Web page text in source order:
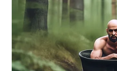
DEPOK
WN
TAPANULI
UTARA